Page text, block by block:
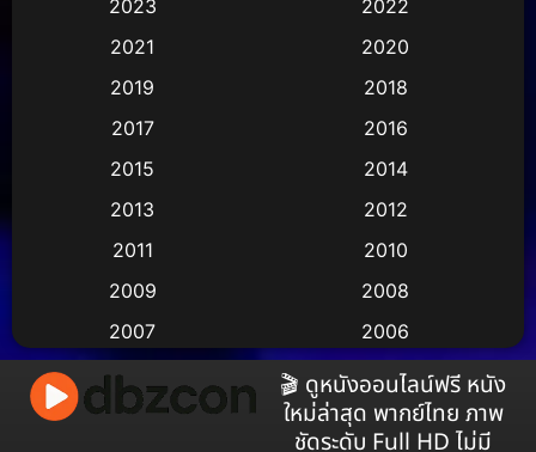
Based on a True Story สร้างจากเรื่องจริง (3)
Based on a True Story เรื่องจริง(73)
2023
2022
2021
2020
2019
2018
2017
2016
2015
2014
2013
2012
2011
2010
2009
2008
2007
2006
2005
2004
2003
2002
🎬 ดูหนังออนไลน์ฟรี หนัง
ใหม่ล่าสุด พากย์ไทย ภาพ
ชัดระดับ Full HD ไม่มี